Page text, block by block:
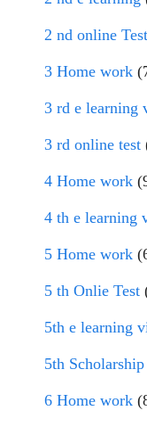
2 nd online Test
3 Home work
3 rd e learning
3 rd online test
4 Home work
4 th e learning
5 Home work
5 th Onlie Test
5th e learning
5th Scholarship
6 Home work